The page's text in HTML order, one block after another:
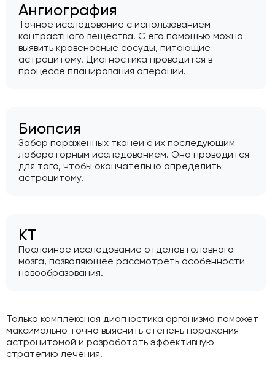
Ангиография
Точное исследование с использованием
контрастного вещества. С его помощью можно
выявить кровеносные сосуды, питающие
астроцитому. Диагностика проводится в
процессе планирования операции.
Биопсия
Забор пораженных тканей с их последующим
лабораторным исследованием. Она проводится
для того, чтобы окончательно определить
астроцитому.
КТ
Послойное исследование отделов головного
мозга, позволяющее рассмотреть особенности
новообразования.
Только комплексная диагностика организма поможет
максимально точно выяснить степень поражения
астроцитомой и разработать эффективную
стратегию лечения.